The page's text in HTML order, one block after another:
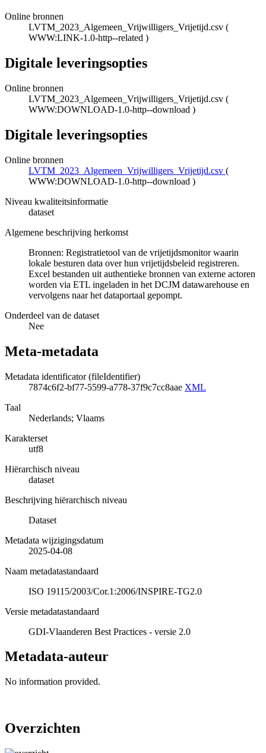
Online bronnen
LVTM_2023_Algemeen_Vrijwilligers_Vrijetijd.csv (
WWW:LINK-1.0-http--related )
Digitale leveringsopties
Online bronnen
LVTM_2023_Algemeen_Vrijwilligers_Vrijetijd.csv (
WWW:DOWNLOAD-1.0-http--download )
Digitale leveringsopties
Online bronnen
LVTM_2023_Algemeen_Vrijwilligers_Vrijetijd.csv (
WWW:DOWNLOAD-1.0-http--download )
Niveau kwaliteitsinformatie
dataset
Algemene beschrijving herkomst
Bronnen: Registratietool van de vrijetijdsmonitor waarin
lokale besturen data over hun vrijetijdsbeleid registreren.
Excel bestanden uit authentieke bronnen van externe actoren
worden via ETL ingeladen in het DCJM datawarehouse en
vervolgens naar het dataportaal gepompt.
Onderdeel van de dataset
Nee
Meta-metadata
Metadata identificator (fileIdentifier)
7874c6f2-bf77-5599-a778-37f9c7cc8aae XML
Taal
Nederlands; Vlaams
Karakterset
utf8
Hiërarchisch niveau
dataset
Beschrijving hiërarchisch niveau
Dataset
Metadata wijzigingsdatum
2025-04-08
Naam metadatastandaard
ISO 19115/2003/Cor.1:2006/INSPIRE-TG2.0
Versie metadatastandaard
GDI-Vlaanderen Best Practices - versie 2.0
Metadata-auteur
No information provided.
Overzichten